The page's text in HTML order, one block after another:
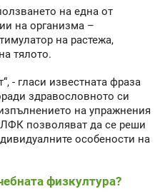
на една от
на организма –
на растежа,
тялото.
- гласи известната фраза
здравословното си
на упражнения
позволяват да се реши
особености на
физкултура?